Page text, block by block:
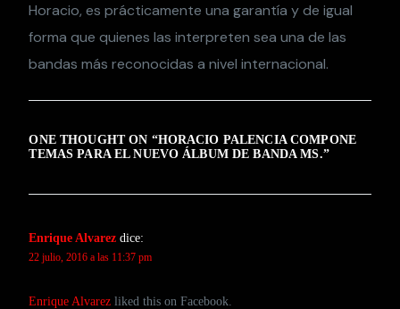
Horacio, es prácticamente una garantía y de igual
forma que quienes las interpreten sea una de las
bandas más reconocidas a nivel internacional.
ONE THOUGHT ON “HORACIO PALENCIA COMPONE
TEMAS PARA EL NUEVO ÁLBUM DE BANDA MS.”
Enrique Alvarez dice:
22 julio, 2016 a las 11:37 pm
Enrique Alvarez liked this on Facebook.